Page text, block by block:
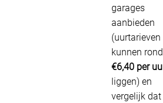
garages
aanbieden
(uurtarieven
kunnen rond
€6,40 per
liggen) en
vergelijk dat